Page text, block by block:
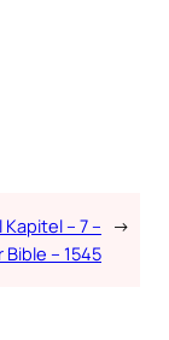
Kapitel – 7 –
– 1545
→